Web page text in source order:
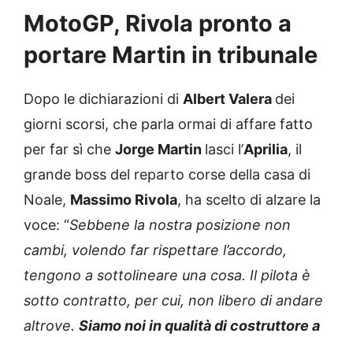
MotoGP, Rivola pronto a
portare Martin in tribunale
Dopo le dichiarazioni di Albert Valera dei
giorni scorsi, che parla ormai di affare fatto
per far sì che Jorge Martin lasci l’Aprilia, il
grande boss del reparto corse della casa di
Noale, Massimo Rivola, ha scelto di alzare la
voce: “Sebbene la nostra posizione non
cambi, volendo far rispettare l’accordo,
tengono a sottolineare una cosa. Il pilota è
sotto contratto, per cui, non libero di andare
altrove. Siamo noi in qualità di costruttore a